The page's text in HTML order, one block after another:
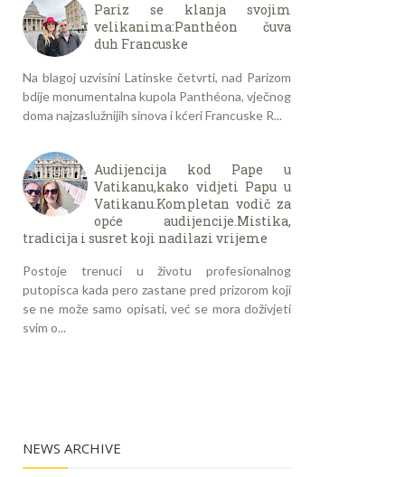
Pariz se klanja svojim
velikanima:Panthéon čuva
duh Francuske
Na blagoj uzvisini Latinske četvrti, nad Parizom
bdije monumentalna kupola Panthéona, vječnog
doma najzaslužnijih sinova i kćeri Francuske R...
Audijencija kod Pape u
Vatikanu,kako vidjeti Papu u
Vatikanu.Kompletan vodič za
opće audijencije.Mistika,
tradicija i susret koji nadilazi vrijeme
Postoje trenuci u životu profesionalnog
putopisca kada pero zastane pred prizorom koji
se ne može samo opisati, već se mora doživjeti
svim o...
NEWS ARCHIVE